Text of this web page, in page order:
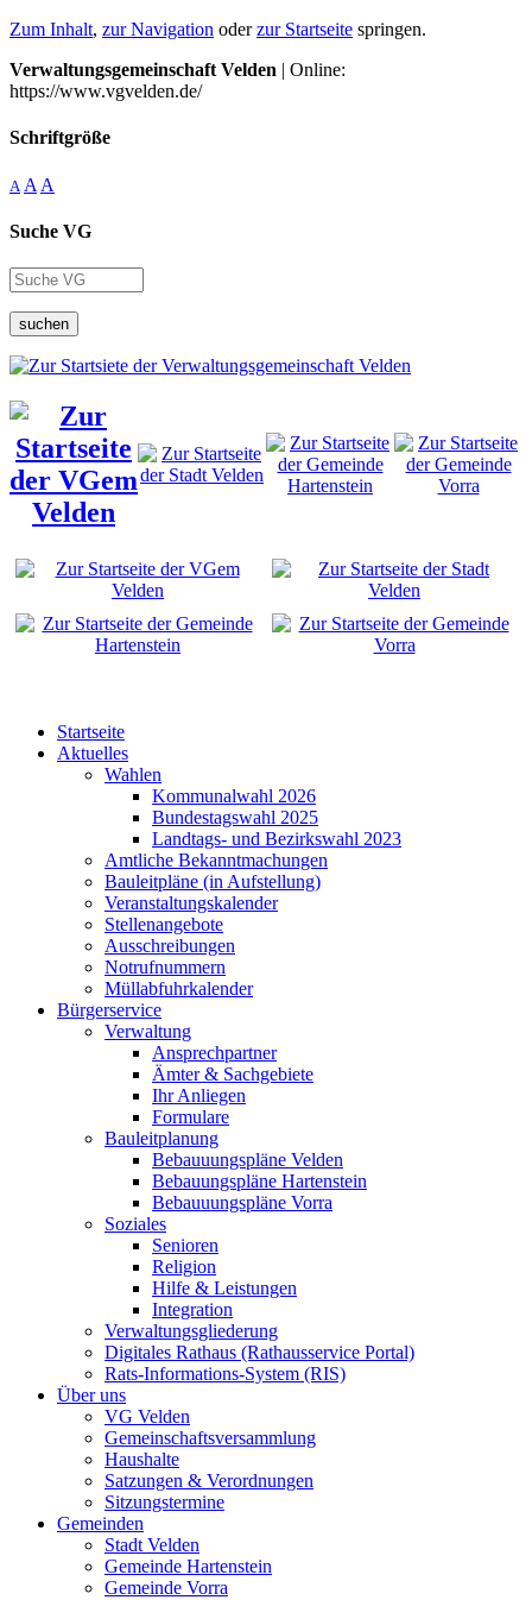
Zum Inhalt, zur Navigation oderzur Startseite springen.
Verwaltungsgemeinschaft Velden | Online:
https://www.vgvelden.de/
Schriftgröße
A A A
Suche VG
suchen
Startseite
Aktuelles
Wahlen
Kommunalwahl 2026
Bundestagswahl 2025
Landtags- und Bezirkswahl 2023
Amtliche Bekanntmachungen
Bauleitpläne (in Aufstellung)
Veranstaltungskalender
Stellenangebote
Ausschreibungen
Notrufnummern
Müllabfuhrkalender
Bürgerservice
Verwaltung
Ansprechpartner
Ämter & Sachgebiete
Ihr Anliegen
Formulare
Bauleitplanung
Bebauuungspläne Velden
Bebauungspläne Hartenstein
Bebauuungspläne Vorra
Soziales
Senioren
Religion
Hilfe & Leistungen
Integration
Verwaltungsgliederung
Digitales Rathaus (Rathausservice Portal)
Rats-Informations-System (RIS)
Über uns
VG Velden
Gemeinschaftsversammlung
Haushalte
Satzungen & Verordnungen
Sitzungstermine
Gemeinden
Stadt Velden
Gemeinde Hartenstein
Gemeinde Vorra